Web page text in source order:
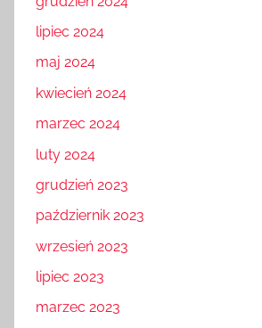
lipiec 2024
maj 2024
kwiecień 2024
marzec 2024
luty 2024
grudzień 2023
październik 2023
wrzesień 2023
lipiec 2023
marzec 2023